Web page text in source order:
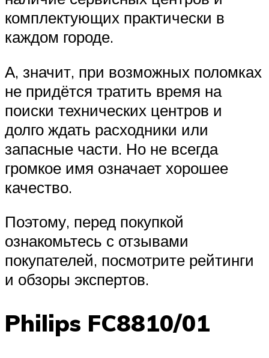
комплектующих практически в
каждом городе.
А, значит, при возможных поломках
не придётся тратить время на
поиски технических центров и
долго ждать расходники или
запасные части. Но не всегда
громкое имя означает хорошее
качество.
Поэтому, перед покупкой
ознакомьтесь с отзывами
покупателей, посмотрите рейтинги
и обзоры экспертов.
Philips FC8810/01